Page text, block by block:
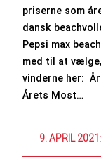
priserne som
dansk
Pepsi max
med til at
vinderne her:
Årets Most…
9. APRIL 2021 :